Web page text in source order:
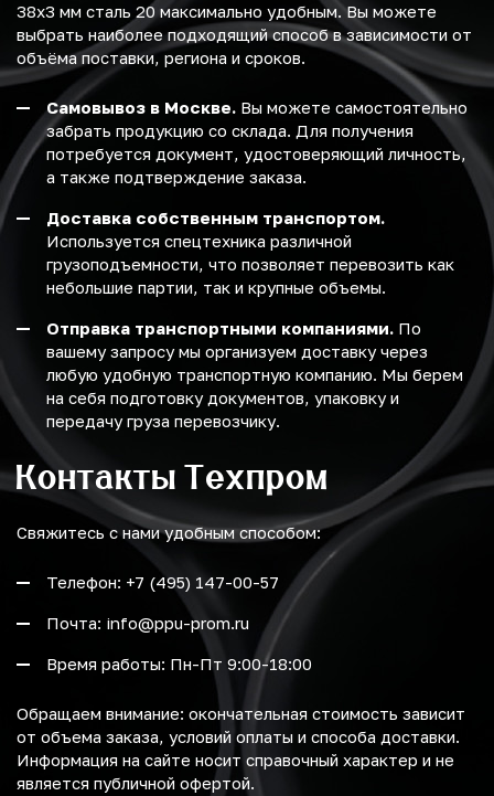
38х3 мм сталь 20 максимально удобным. Вы можете
выбрать наиболее подходящий способ в зависимости от
объёма поставки, региона и сроков.
Самовывоз в Москве. Вы можете самостоятельно
забрать продукцию со склада. Для получения
потребуется документ, удостоверяющий личность,
а также подтверждение заказа.
Доставка собственным транспортом.
Используется спецтехника различной
грузоподъемности, что позволяет перевозить как
небольшие партии, так и крупные объемы.
Отправка транспортными компаниями. По
вашему запросу мы организуем доставку через
любую удобную транспортную компанию. Мы берем
на себя подготовку документов, упаковку и
передачу груза перевозчику.
Контакты Техпром
Свяжитесь с нами удобным способом:
Телефон: +7 (495) 147-00-57
Почта: info@ppu-prom.ru
Время работы: Пн-Пт 9:00-18:00
Обращаем внимание: окончательная стоимость зависит
от объема заказа, условий оплаты и способа доставки.
Информация на сайте носит справочный характер и не
является публичной офертой.